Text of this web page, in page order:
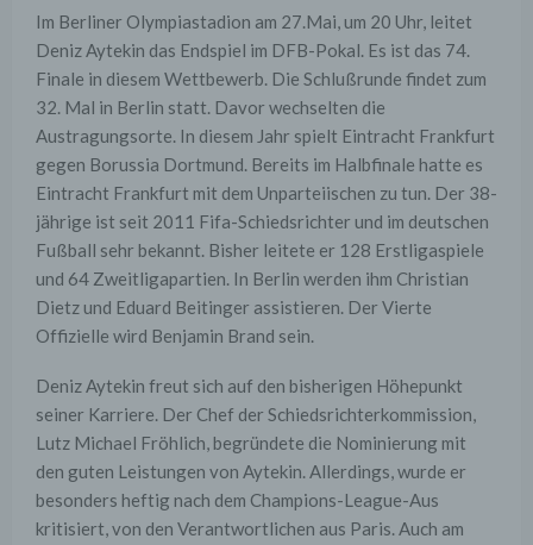
Im Berliner Olympiastadion am 27.Mai, um 20 Uhr, leitet
Deniz Aytekin das Endspiel im DFB-Pokal. Es ist das 74.
Finale in diesem Wettbewerb. Die Schlußrunde findet zum
32. Mal in Berlin statt. Davor wechselten die
Austragungsorte. In diesem Jahr spielt Eintracht Frankfurt
gegen Borussia Dortmund. Bereits im Halbfinale hatte es
Eintracht Frankfurt mit dem Unparteiischen zu tun. Der 38-
jährige ist seit 2011 Fifa-Schiedsrichter und im deutschen
Fußball sehr bekannt. Bisher leitete er 128 Erstligaspiele
und 64 Zweitligapartien. In Berlin werden ihm Christian
Dietz und Eduard Beitinger assistieren. Der Vierte
Offizielle wird Benjamin Brand sein.
Deniz Aytekin freut sich auf den bisherigen Höhepunkt
seiner Karriere. Der Chef der Schiedsrichterkommission,
Lutz Michael Fröhlich, begründete die Nominierung mit
den guten Leistungen von Aytekin. Allerdings, wurde er
besonders heftig nach dem Champions-League-Aus
kritisiert, von den Verantwortlichen aus Paris. Auch am